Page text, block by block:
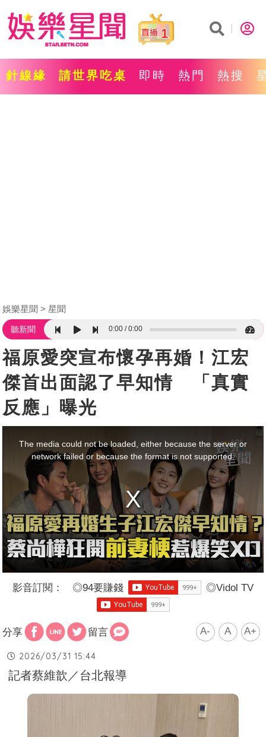
1
針線緣 請世界吃桌 即時 熱門 熱搜
娛樂星聞 星聞
聽新聞 0:00 0:00
福原愛突宣布懷孕再婚！江宏
傑首出面認了早知情 「真實
反應」曝光
The media could not be loaded, either because the server or
network failed or because the format is not supported.
影音訂閱： ◎94要賺錢 ◎Vidol TV
分享 留言 A- A A+
2026/03/31 15:44
記者蔡維歆／台北報導